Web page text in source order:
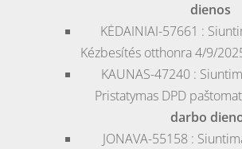
dienos
KĖDAINIAI-57661 :
Kézbesítés otthonra 4/9/
KAUNAS-47240 :
Pristatymas DPD
darbo
JONAVA-55158 :